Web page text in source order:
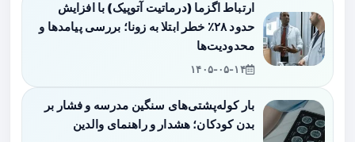
ارتباط اگزما (درماتیت آتوپیک) با افزایش
حدود ۲۸٪ خطر ابتلا به زونا؛ بررسی پیامدها و
محدودیت‌ها
۱۴۰۵-۰۵-۱۴
بار کوله‌پشتی‌های سنگین مدرسه و فشار بر
بدن کودکان؛ هشدار و راهنمای والدین